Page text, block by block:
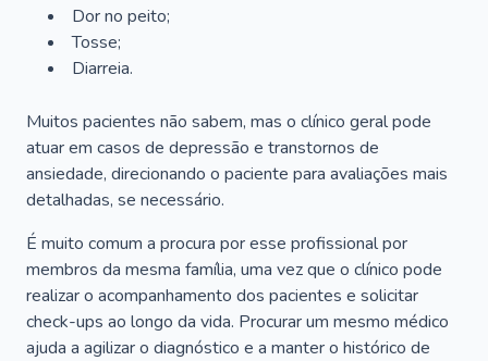
Dor no peito;
Tosse;
Diarreia.
Muitos pacientes não sabem, mas o clínico geral pode
atuar em casos de depressão e transtornos de
ansiedade, direcionando o paciente para avaliações mais
detalhadas, se necessário.
É muito comum a procura por esse profissional por
membros da mesma família, uma vez que o clínico pode
realizar o acompanhamento dos pacientes e solicitar
check-ups ao longo da vida. Procurar um mesmo médico
ajuda a agilizar o diagnóstico e a manter o histórico de